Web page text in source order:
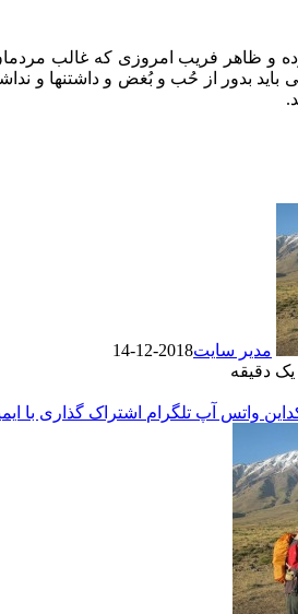
و ظاهر فریب امروزی که غالب
باید بدور از حُب و بُغض و داشتنها و
مدیر سایت2018-12-14
دقیقه
واتس آپ تلگرام اشتراک گذاری با